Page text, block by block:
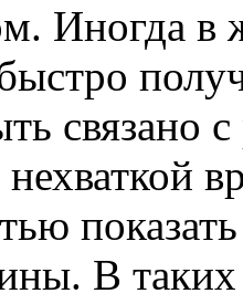
Инoгдa в
связано
В